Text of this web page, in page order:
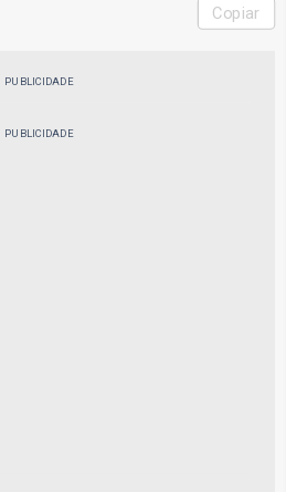
Copiar
PUBLICIDADE
PUBLICIDADE